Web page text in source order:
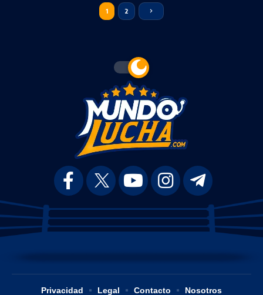
1 2
Privacidad Legal Contacto Nosotros